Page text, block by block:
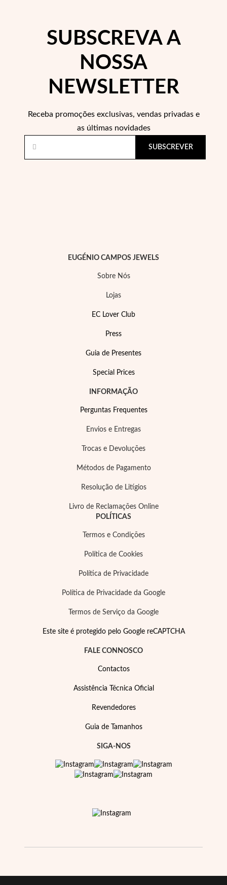
SUBSCREVA A
NOSSA
NEWSLETTER
Receba promoções exclusivas, vendas privadas e
as últimas novidades
SUBSCREVER
EUGÉNIO CAMPOS JEWELS
Sobre Nós
Lojas
EC Lover Club
Press
Guia de Presentes
Special Prices
INFORMAÇÃO
Perguntas Frequentes
Envios e Entregas
Trocas e Devoluções
Métodos de Pagamento
Resolução de Litígios
Livro de Reclamações Online
POLÍTICAS
Termos e Condições
Política de Cookies
Política de Privacidade
Política de Privacidade da Google
Termos de Serviço da Google
Este site é protegido pelo Google reCAPTCHA
FALE CONNOSCO
Contactos
Assistência Técnica Oficial
Revendedores
Guia de Tamanhos
SIGA-NOS